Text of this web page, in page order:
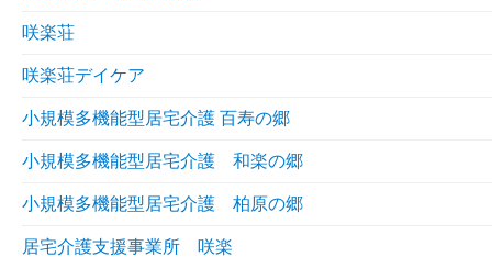
咲楽荘
咲楽荘デイケア
小規模多機能型居宅介護 百寿の郷
小規模多機能型居宅介護 和楽の郷
小規模多機能型居宅介護 柏原の郷
居宅介護支援事業所 咲楽